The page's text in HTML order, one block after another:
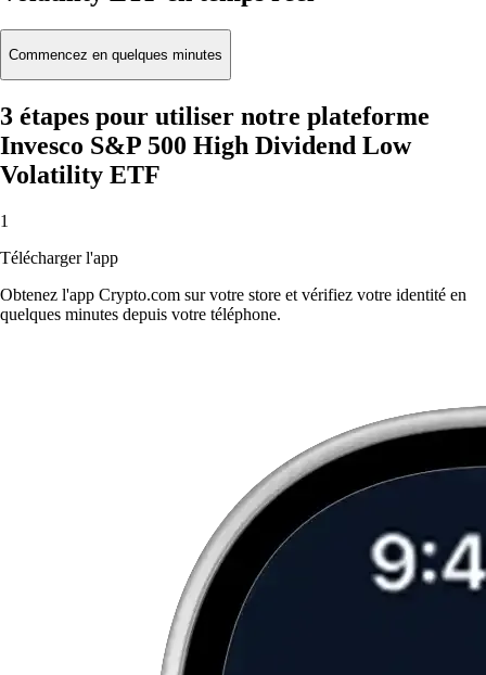
Commencez en quelques minutes
3 étapes pour utiliser notre plateforme
Invesco S&P 500 High Dividend Low
Volatility ETF
1
Télécharger l'app
Obtenez l'app Crypto.com sur votre store et vérifiez votre identité en
quelques minutes depuis votre téléphone.